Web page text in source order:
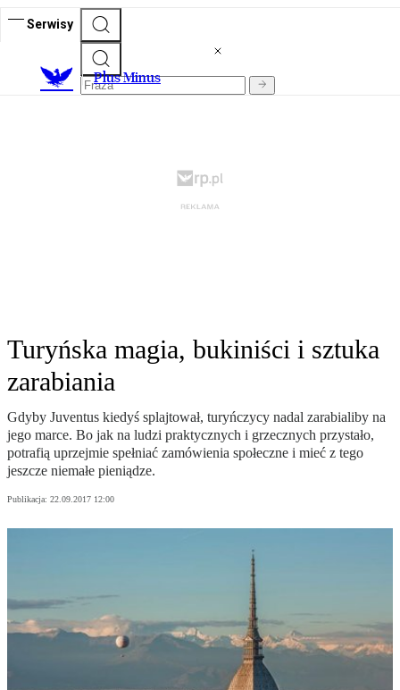
Serwisy
Plus Minus
Turyńska magia, bukiniści i sztuka
zarabiania
Gdyby Juventus kiedyś splajtował, turyńczycy nadal zarabialiby na
jego marce. Bo jak na ludzi praktycznych i grzecznych przystało,
potrafią uprzejmie spełniać zamówienia społeczne i mieć z tego
jeszcze niemałe pieniądze.
Publikacja: 22.09.2017 12:00